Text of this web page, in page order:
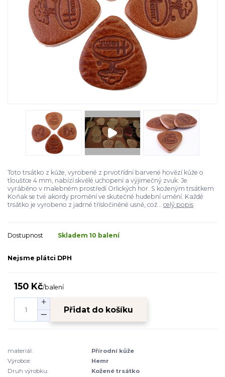
Toto trsátko z kůže, vyrobené z prvotřídní barvené hovězí kůže o
tloušťce 4 mm, nabízí skvělé uchopení a výjimečný zvuk. Je
vyráběno v malebném prostředí Orlických hor. S koženým trsátkem
Koňak se tvé akordy promění ve skutečné hudební umění. Každé
trsátko je vyrobeno z jadrné třísločiněné usně, což... celý popis
Dostupnost Skladem 10 balení
Nejsme plátci DPH
150 Kč/balení
Přidat do košíku
materiál:
Přírodní kůže
Výrobce:
Hemr
Druh výrobku:
Kožené trsátko